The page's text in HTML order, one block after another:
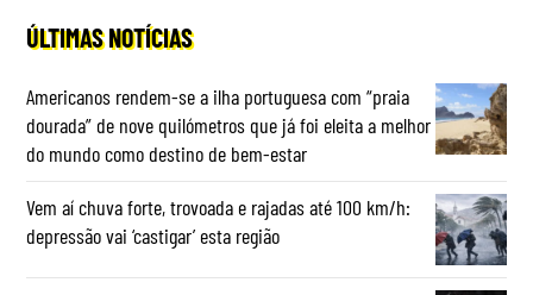
ÚLTIMAS NOTÍCIAS
Americanos rendem-se a ilha portuguesa com “praia
dourada” de nove quilómetros que já foi eleita a melhor
do mundo como destino de bem-estar
Vem aí chuva forte, trovoada e rajadas até 100 km/h:
depressão vai ‘castigar’ esta região